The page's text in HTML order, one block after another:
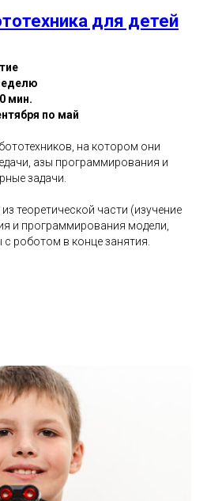
для детей
мин.
по май
на котором они
азы программирования и
задачи.
теоретической части (изучение
и программирования модели,
роботом в конце занятия.